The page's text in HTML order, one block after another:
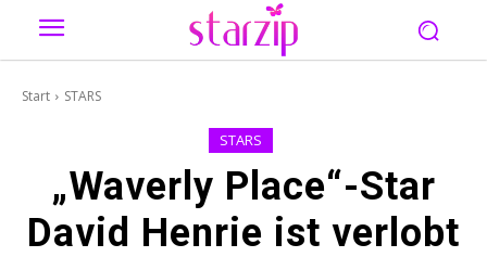
Start STARS
STARS
„Waverly Place“-Star
David Henrie ist verlobt